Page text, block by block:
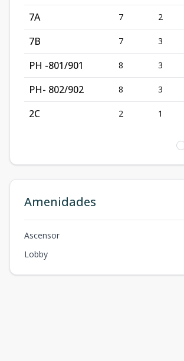
7A 7 2
7B 7 3
PH -801/901 8 3
PH- 802/902 8 3
2C 2 1
Amenidades
Ascensor
Lobby